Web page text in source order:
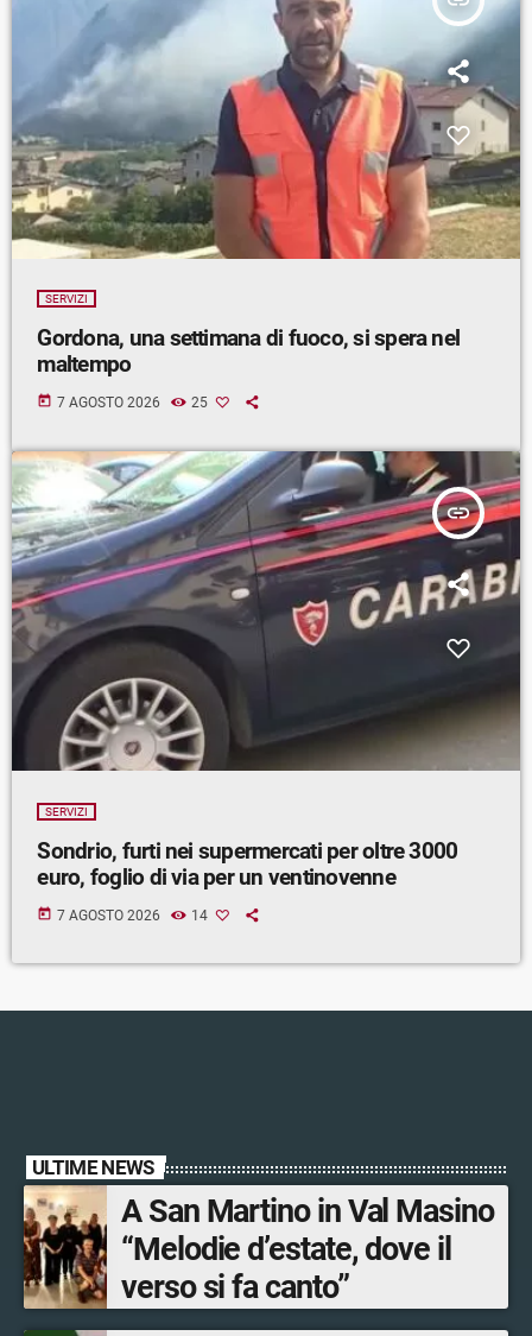
SERVIZI
Gordona, una settimana di fuoco, si spera nel
maltempo
today 7 AGOSTO 2026 25
insert_link
SERVIZI
Sondrio, furti nei supermercati per oltre 3000
euro, foglio di via per un ventinovenne
today 7 AGOSTO 2026 14
ULTIME NEWS
A San Martino in Val Masino
“Melodie d’estate, dove il
verso si fa canto”